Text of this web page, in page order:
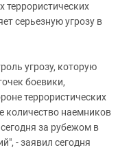
террористических
серьезную угрозу в
угрозу, которую
боевики,
террористических
количество наемников
за рубежом в
- заявил сегодня